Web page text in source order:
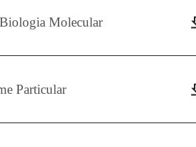
Molecular
Particular